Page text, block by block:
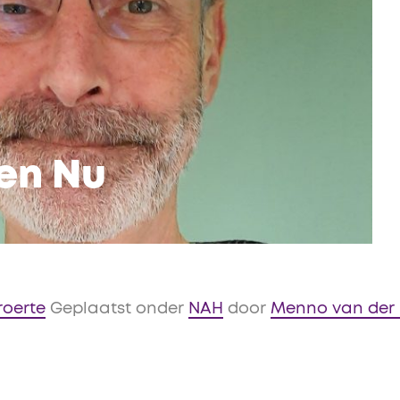
Nu
Geplaatst onder NAH door Menno van der